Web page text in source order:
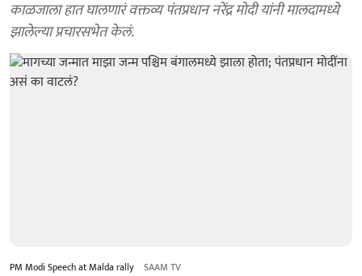
काळजाला हात घालणारं वक्तव्य पंतप्रधान नरेंद्र मोदी यांनी मालदामध्ये
झालेल्या प्रचारसभेत केलं.
PM Modi Speech at Malda rally SAAM TV